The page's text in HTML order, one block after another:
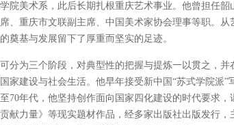
院美术系，此后长期扎根重庆艺术事业。他曾担任
、重庆市文联副主席、中国美术家协会理事等职。
奠基与发展留下了厚重而坚实的足迹。
分为三个阶段，对典型性的把握与提炼一以贯之，
家建设与社会生活。他早年接受新中国“苏式学院派”
70年代，他坚持创作面向国家四化建设的时代要求
献力量》等现实题材作品，经多家出版社出版发行